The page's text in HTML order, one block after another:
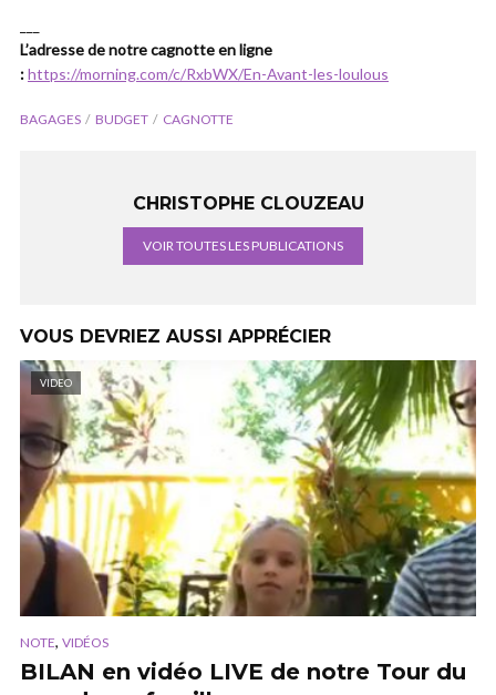
L’adresse de notre cagnotte en ligne
:https://morning.com/c/RxbWX/En-Avant-les-loulous
BAGAGES BUDGET CAGNOTTE
CHRISTOPHE CLOUZEAU
VOIR TOUTES LES PUBLICATIONS
VOUS DEVRIEZ AUSSI APPRÉCIER
VIDEO
NOTE, VIDÉOS
BILAN en vidéo LIVE de notre Tour du